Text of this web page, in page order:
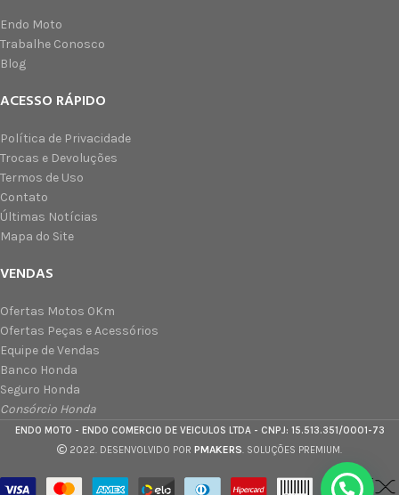
Endo Moto
Trabalhe Conosco
Blog
ACESSO RÁPIDO
Política de Privacidade
Trocas e Devoluções
Termos de Uso
Contato
Últimas Notícias
Mapa do Site
VENDAS
Ofertas Motos 0Km
Ofertas Peças e Acessórios
Equipe de Vendas
Banco Honda
Seguro Honda
Consórcio Honda
ENDO MOTO - ENDO COMERCIO DE VEICULOS LTDA - CNPJ: 15.513.351/0001-73
2022. DESENVOLVIDO POR PMAKERS. SOLUÇÕES PREMIUM.